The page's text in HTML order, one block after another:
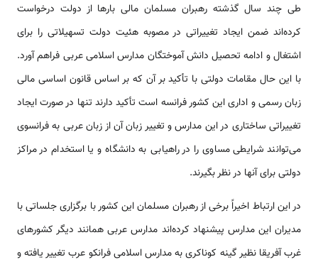
طی چند سال گذشته رهبران مسلمان مالی بارها از دولت درخواست
کرده‌اند ضمن ایجاد تغییراتی در مصوبه هئیت دولت تسهیلاتی را برای
اشتغال و ادامه تحصیل دانش آموختگان مدارس اسلامی عربی فراهم آورد.
با اين حال مقامات دولتی با تأکید بر آن که بر اساس قانون اساسی مالی
زبان رسمی و اداری این کشور فرانسه است تأکید دارند تنها در صورت ایجاد
تغییراتی ساختاری در این مدارس و تغییر زبان آن از زبان عربی به فرانسوی
می‌توانند شرایطی مساوی را در راهیابی به دانشگاه و یا استخدام در مراکز
دولتی برای آنها در نظر بگیرند.
در این ارتباط اخیراً برخی از رهبران مسلمان این کشور با برگزاری جلساتی با
مدیران این مدارس پیشنهاد کرده‌اند مدارس عربی همانند دیگر کشورهای
غرب آفریقا نظیر گینه کوناکری به مدارس اسلامی فرانکو عرب تغییر یافته و